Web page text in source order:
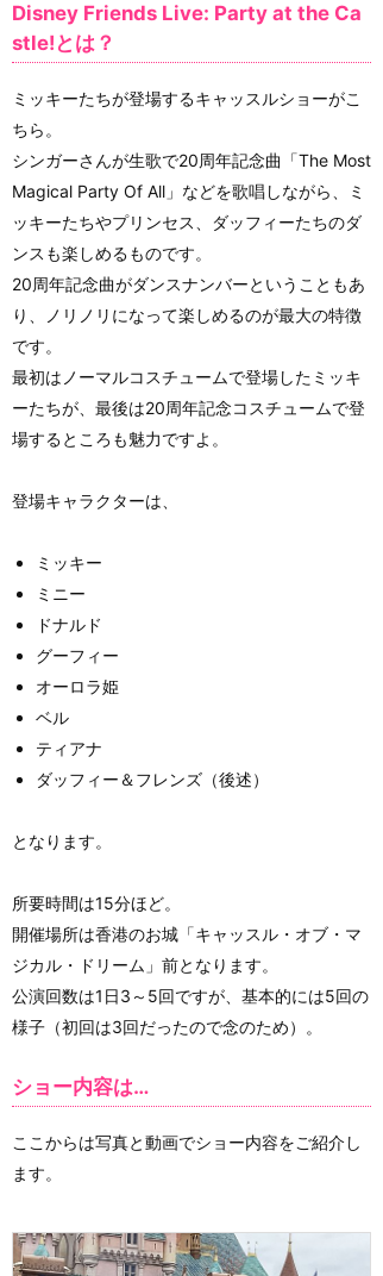
Disney Friends Live: Party at the Ca
stle!とは？
ミッキーたちが登場するキャッスルショーがこ
ちら。
シンガーさんが生歌で20周年記念曲「The Most
Magical Party Of All」などを歌唱しながら、ミ
ッキーたちやプリンセス、ダッフィーたちのダ
ンスも楽しめるものです。
20周年記念曲がダンスナンバーということもあ
り、ノリノリになって楽しめるのが最大の特徴
です。
最初はノーマルコスチュームで登場したミッキ
ーたちが、最後は20周年記念コスチュームで登
場するところも魅力ですよ。
登場キャラクターは、
ミッキー
ミニー
ドナルド
グーフィー
オーロラ姫
ベル
ティアナ
ダッフィー＆フレンズ（後述）
となります。
所要時間は15分ほど。
開催場所は香港のお城「キャッスル・オブ・マ
ジカル・ドリーム」前となります。
公演回数は1日3～5回ですが、基本的には5回の
様子（初回は3回だったので念のため）。
ショー内容は…
ここからは写真と動画でショー内容をご紹介し
ます。